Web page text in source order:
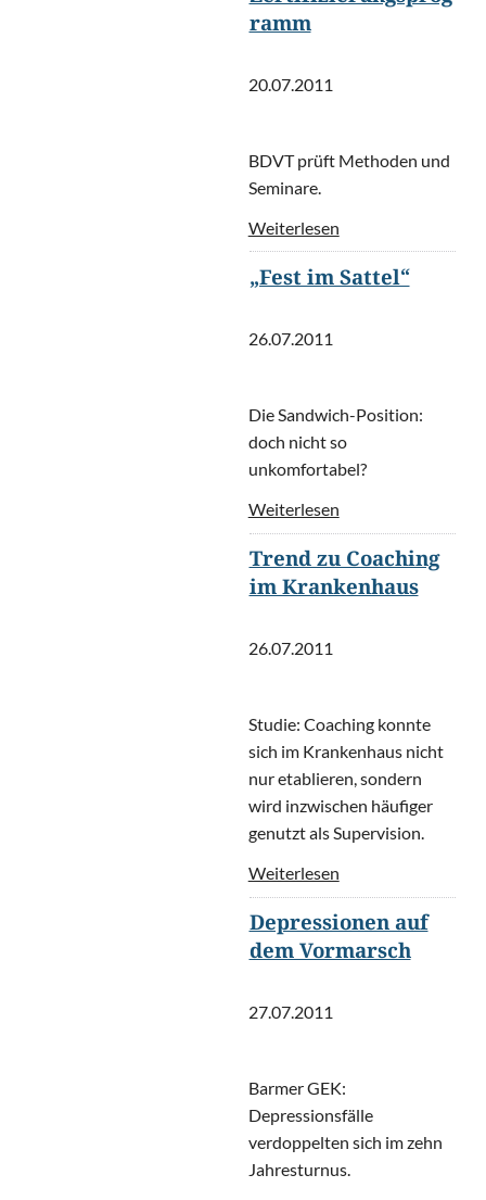
ramm
20.07.2011
BDVT prüft Methoden und
Seminare.
Weiterlesen
„Fest im Sattel“
26.07.2011
Die Sandwich-Position:
doch nicht so
unkomfortabel?
Weiterlesen
Trend zu Coaching
im Krankenhaus
26.07.2011
Studie: Coaching konnte
sich im Krankenhaus nicht
nur etablieren, sondern
wird inzwischen häufiger
genutzt als Supervision.
Weiterlesen
Depressionen auf
dem Vormarsch
27.07.2011
Barmer GEK:
Depressionsfälle
verdoppelten sich im zehn
Jahresturnus.